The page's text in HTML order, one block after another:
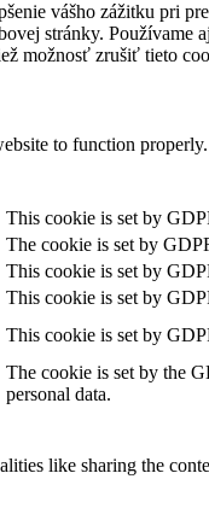
vášho zážitku pri
stránky. Používame
možnosť zrušiť tieto
to function
This cookie is set by
The cookie is set by
This cookie is set by
This cookie is set by
This cookie is set by
The cookie is set by the
personal data.
like sharing the